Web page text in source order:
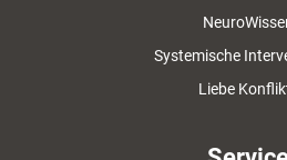
Systemische
Liebe